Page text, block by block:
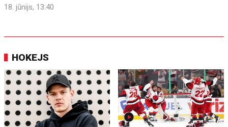
18. jūnijs, 13:40
HOKEJS